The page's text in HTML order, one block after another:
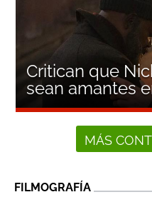
Critican que
sean amantes
MÁS
FILMOGRAFÍA